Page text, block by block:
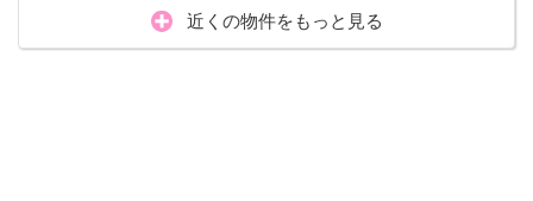
近くの物件をもっと見る